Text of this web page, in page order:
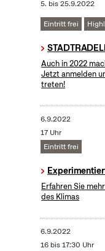
5. bis25.9.2022
Eintritt frei
Auch in 2022
Jetzt anmelden
treten!
6.9.2022
17 Uhr
Eintritt frei
Erfahren Sie
des Klimas
6.9.2022
16 bis 17:30 Uhr